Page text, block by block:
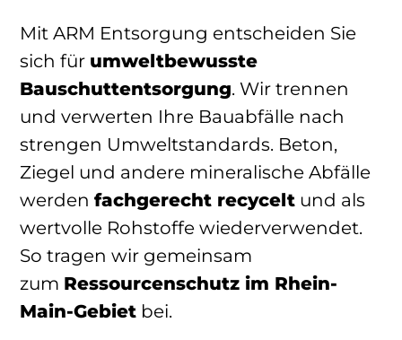
Mit ARM Entsorgung entscheiden Sie
sich für umweltbewusste
Bauschuttentsorgung. Wir trennen
und verwerten Ihre Bauabfälle nach
strengen Umweltstandards. Beton,
Ziegel und andere mineralische Abfälle
werden fachgerecht recycelt und als
wertvolle Rohstoffe wiederverwendet.
So tragen wir gemeinsam
zum Ressourcenschutz im Rhein-
Main-Gebiet bei.